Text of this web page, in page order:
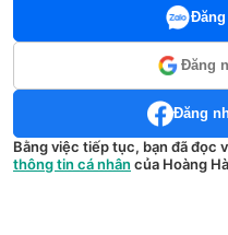
Đăng
Đăng
Bằng việc tiếp tục, bạn đã đọc
thông tin cá nhân của Hoàng